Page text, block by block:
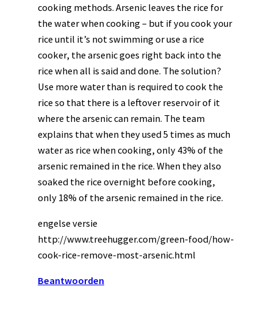
cooking methods. Arsenic leaves the rice for
the water when cooking – but if you cook your
rice until it’s not swimming or use a rice
cooker, the arsenic goes right back into the
rice when all is said and done. The solution?
Use more water than is required to cook the
rice so that there is a leftover reservoir of it
where the arsenic can remain. The team
explains that when they used 5 times as much
water as rice when cooking, only 43% of the
arsenic remained in the rice. When they also
soaked the rice overnight before cooking,
only 18% of the arsenic remained in the rice.
engelse versie
http://www.treehugger.com/green-food/how-
cook-rice-remove-most-arsenic.html
Beantwoorden